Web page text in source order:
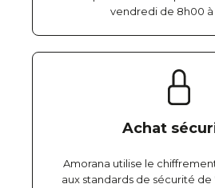
vendredi de 8h00 à
Achat
Amorana utilise le
aux standards de sécurité de